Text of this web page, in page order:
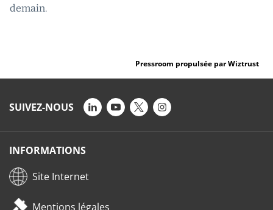
demain.
Pressroom propulsée par Wiztrust
SUIVEZ-NOUS
INFORMATIONS
Site Internet
Mentions légales